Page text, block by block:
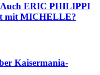
ERIC PHILIPPI
mit MICHELLE?
Kaisermania-